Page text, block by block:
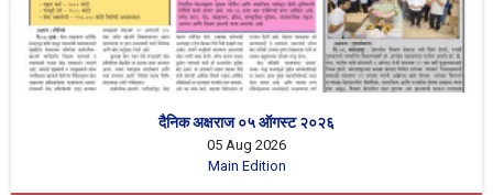
दैनिक अक्षराज ०५ ऑगस्ट २०२६
05 Aug 2026
Main Edition